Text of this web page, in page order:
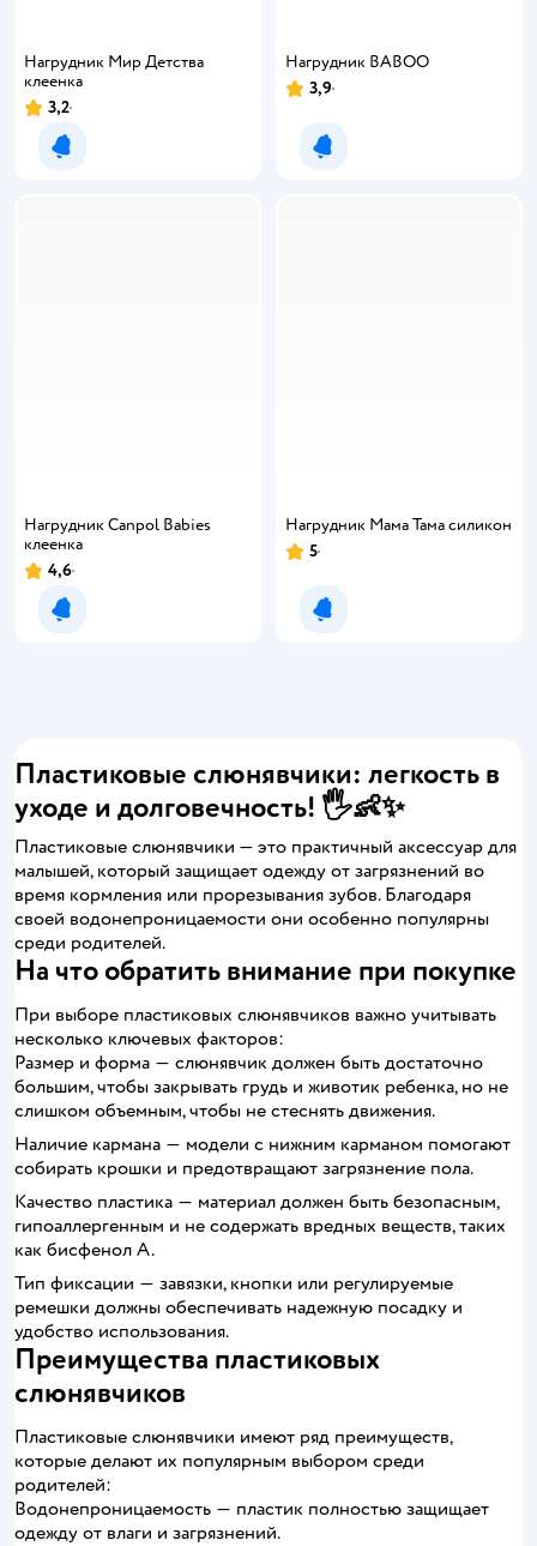
Нагрудник Мир Детства
клеенка
3,2
Уведомить о появлении
Нагрудник BABOO
3,9
Уведомить о появлении
Нагрудник Canpol Babies
клеенка
4,6
Уведомить о появлении
Нагрудник Мама Тама силикон
5
Уведомить о появлении
Пластиковые слюнявчики: легкость в
уходе и долговечность! 🖐️👶✨
Пластиковые слюнявчики — это практичный аксессуар для
малышей, который защищает одежду от загрязнений во
время кормления или прорезывания зубов. Благодаря
своей водонепроницаемости они особенно популярны
среди родителей.
На что обратить внимание при покупке
При выборе пластиковых слюнявчиков важно учитывать
несколько ключевых факторов:
Размер и форма ― слюнявчик должен быть достаточно
большим, чтобы закрывать грудь и животик ребенка, но не
слишком объемным, чтобы не стеснять движения.
Наличие кармана ― модели с нижним карманом помогают
собирать крошки и предотвращают загрязнение пола.
Качество пластика ― материал должен быть безопасным,
гипоаллергенным и не содержать вредных веществ, таких
как бисфенол А.
Тип фиксации ― завязки, кнопки или регулируемые
ремешки должны обеспечивать надежную посадку и
удобство использования.
Преимущества пластиковых
слюнявчиков
Пластиковые слюнявчики имеют ряд преимуществ,
которые делают их популярным выбором среди
родителей:
Водонепроницаемость ― пластик полностью защищает
одежду от влаги и загрязнений.